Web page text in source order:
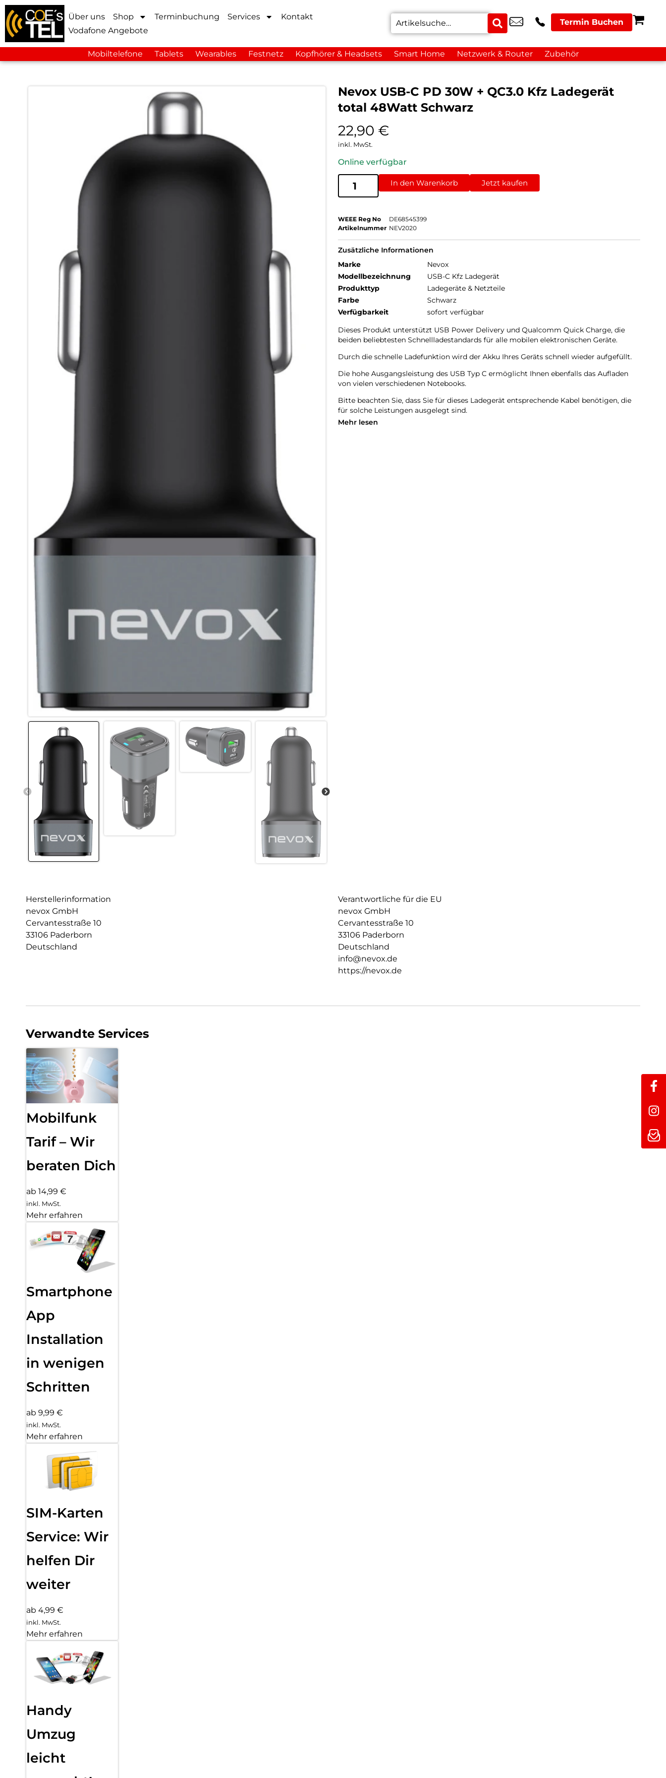
Über uns Shop Terminbuchung Services
Kontakt
Vodafone Angebote
Termin Buchen
Mobiltelefone Tablets Wearables Festnetz Kopfhörer & Headsets Smart Home Netzwerk & Router Zubehör
Nevox USB-C PD 30W + QC3.0 Kfz Ladegerät
total 48Watt Schwarz
22,90 €
inkl. MwSt.
Online verfügbar
In den Warenkorb Jetzt kaufen
WEEE Reg No
DE68545399
Artikelnummer NEV2020
Zusätzliche Informationen
Marke
Nevox
Modellbezeichnung
USB-C Kfz Ladegerät
Produkttyp
Ladegeräte & Netzteile
Farbe
Schwarz
Verfügbarkeit
sofort verfügbar
Dieses Produkt unterstützt USB Power Delivery und Qualcomm Quick Charge, die
beiden beliebtesten Schnellladestandards für alle mobilen elektronischen Geräte.
Durch die schnelle Ladefunktion wird der Akku Ihres Geräts schnell wieder aufgefüllt.
Die hohe Ausgangsleistung des USB Typ C ermöglicht Ihnen ebenfalls das Aufladen
von vielen verschiedenen Notebooks.
Bitte beachten Sie, dass Sie für dieses Ladegerät entsprechende Kabel benötigen, die
für solche Leistungen ausgelegt sind.
Minderwertige Kabel können die Ladeleistung beeinträchtigen und sogar gefährlich
Mehr lesen
Herstellerinformation
nevox GmbH
Cervantesstraße 10
33106 Paderborn
Deutschland
Verantwortliche für die EU
nevox GmbH
Cervantesstraße 10
33106 Paderborn
Deutschland
info@nevox.de
https://nevox.de
Verwandte Services
Mobilfunk
Tarif – Wir
beraten Dich
ab 14,99 €
inkl. MwSt.
Mehr erfahren
Smartphone
App
Installation
in wenigen
Schritten
ab 9,99 €
inkl. MwSt.
Mehr erfahren
SIM-Karten
Service: Wir
helfen Dir
weiter
ab 4,99 €
inkl. MwSt.
Mehr erfahren
Handy
Umzug
leicht